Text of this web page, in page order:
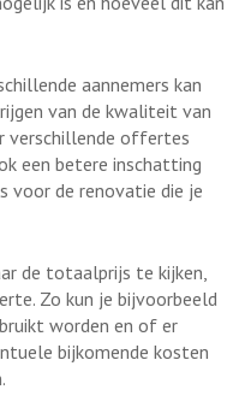
aannemers kan
van de kwaliteit van
verschillende offertes
een betere inschatting
voor de renovatie die je
de totaalprijs te kijken,
Zo kun je bijvoorbeeld
worden en of er
bijkomende kosten